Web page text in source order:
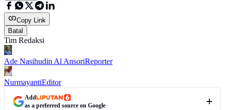
Copy Link
Batal
Tim Redaksi
Ade Nasihudin Al AnsoriReporter
NurmayantiEditor
Add
as a preferred source on Google